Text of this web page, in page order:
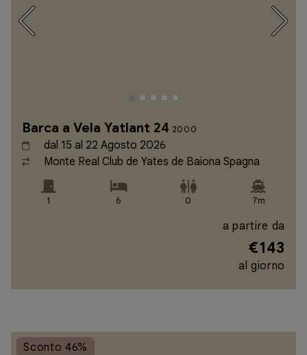
Barca a Vela Yatlant 24 2000
dal 15 al 22 Agosto 2026
Monte Real Club de Yates de Baiona Spagna
1 6 0 7m
a partire da
€143
al giorno
Sconto 46%